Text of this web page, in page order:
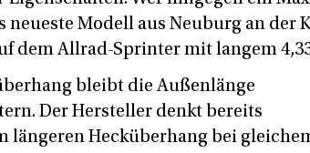
neueste Modell aus Neuburg an der
dem Allrad-Sprinter mit langem
bleibt die Außenlänge
Der Hersteller denkt bereits
längeren Hecküberhang bei